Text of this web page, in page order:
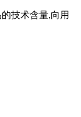
技术含量,向用